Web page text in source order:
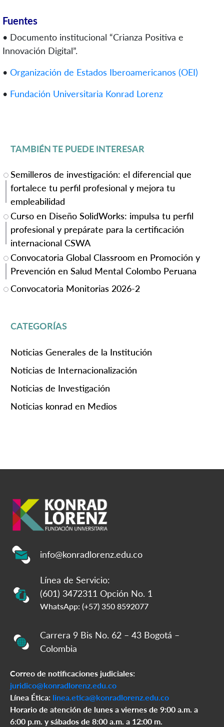
Fuentes
• Documento institucional “Crianza Positiva e
Innovación Digital”.
• Organización de Estados Iberoamericanos (OEI)
• Fundación Universitaria Konrad Lorenz
TAMBIÉN TE PUEDE INTERESAR
Semilleros de investigación: el diferencial que
fortalece tu perfil profesional y mejora tu
empleabilidad
Curso en Diseño SolidWorks: impulsa tu perfil
profesional y prepárate para la certificación
internacional CSWA
Convocatoria Global Classroom en Promoción y
Prevención en Salud Mental Colombo Peruana
Convocatoria Monitorias 2026-2
CATEGORÍAS
Noticias Generales de la Institución
Noticias de Internacionalización
Noticias de Investigación
Noticias konrad en Medios
info@konradlorenz.edu.co
Línea de Servicio:
(601) 3472311 Opción No. 1
WhatsApp: (+57) 350 8592077
Carrera 9 Bis No. 62 – 43 Bogotá –
Colombia
Correo de notificaciones judiciales:
juridico@konradlorenz.edu.co
Línea Ética: linea.etica@konradlorenz.edu.co
Horario de atención de lunes a viernes de 9:00 a.m. a
6:00 p.m. y sábados de 8:00 a.m. a 12:00 m.